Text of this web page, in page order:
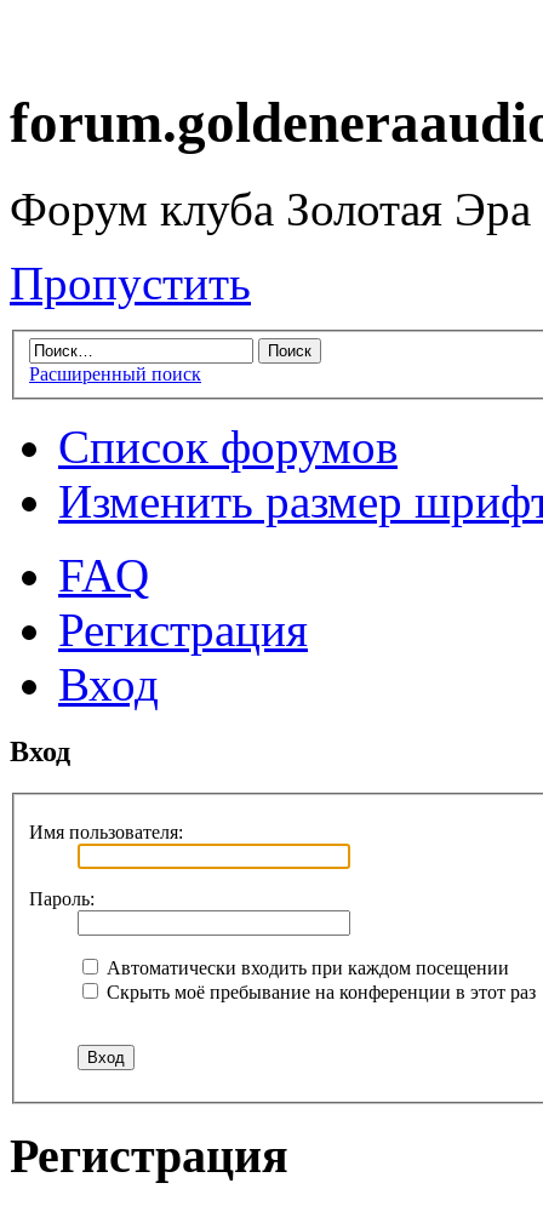
Форум клуба Золотая
Пропустить
Расширенный поиск
Список форумов
Изменить размер
FAQ
Регистрация
Вход
Вход
Имя пользователя:
Пароль:
Автоматически входить при каждом посещении
Скрыть моё пребывание на конференции в этот раз
Регистрация